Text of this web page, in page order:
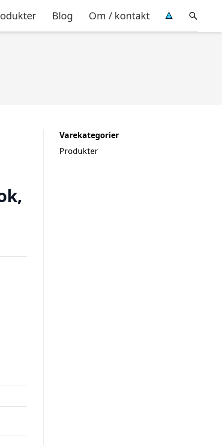
Blog Om / kontakt
Varekategorier
Produkter